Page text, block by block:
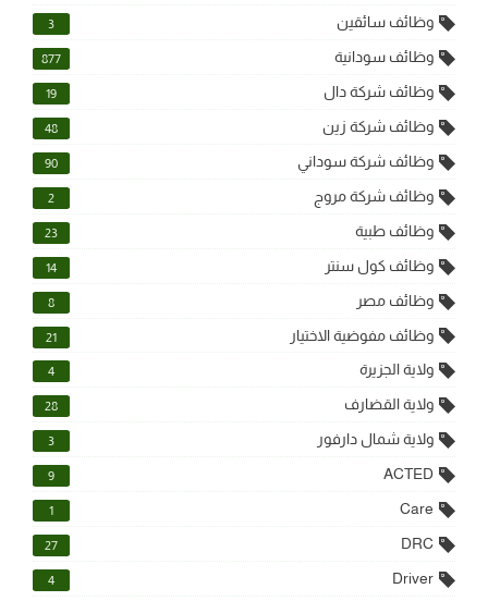
وظائف سائقين 3
وظائف سودانية 877
وظائف شركة دال 19
وظائف شركة زين 48
وظائف شركة سوداني 90
وظائف شركة مروج 2
وظائف طبية 23
وظائف كول سنتر 14
وظائف مصر 8
وظائف مفوضية الاختيار 21
ولاية الجزيرة 4
ولاية القضارف 28
ولاية شمال دارفور 3
ACTED
9
Care
1
DRC
27
Driver
4